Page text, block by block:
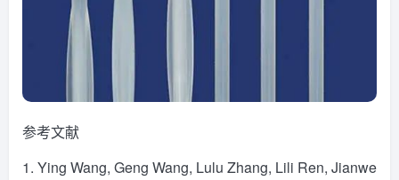
参考文献
1. Ying Wang, Geng Wang, Lulu Zhang, Lili Ren, Jianwe